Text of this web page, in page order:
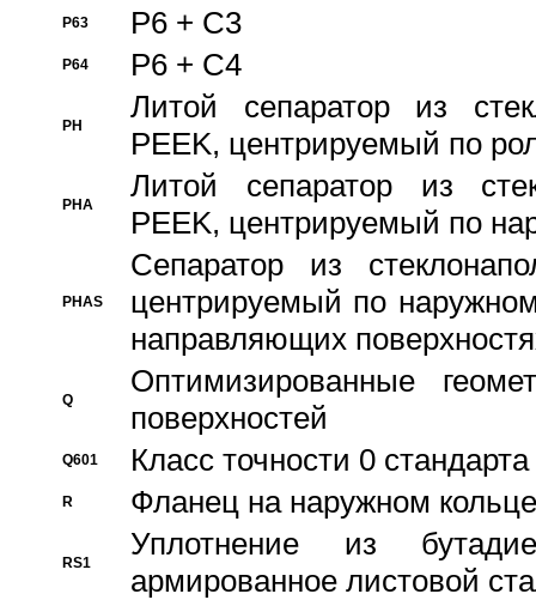
P63 P6 + C3
P64 P6 + C4
PH
Литой сепаратор из
PEEK, центрируемый по
PHA
Литой сепаратор из
PEEK, центрируемый по
PHAS
Сепаратор из
центрируемый по
направляющих
Q
Оптимизированные
поверхностей
Q601 Класс точности 0
R Фланец на наружном кольце
RS1
Уплотнение из
армированное листовой